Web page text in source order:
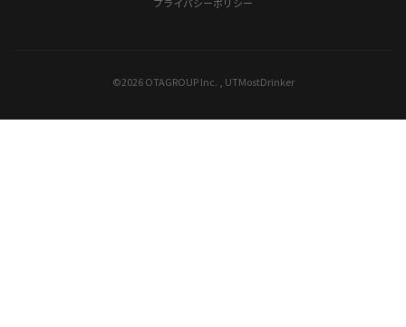
©2026 OTAGROUP Inc. , UTMostDrinker